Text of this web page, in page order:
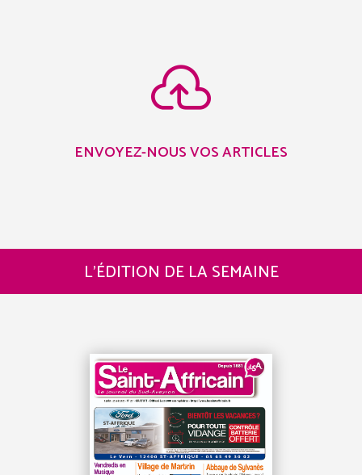

ENVOYEZ-NOUS VOS ARTICLES
L’ÉDITION DE LA SEMAINE